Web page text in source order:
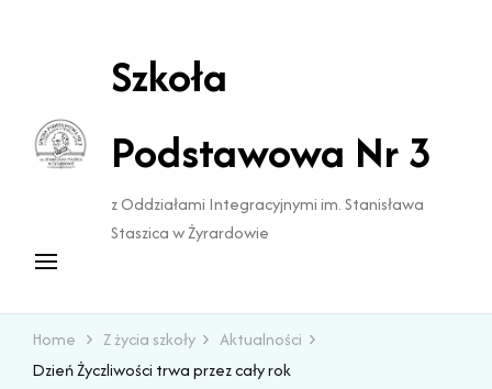
Szkoła
Podstawowa Nr 3
z Oddziałami Integracyjnymi im. Stanisława
Staszica w Żyrardowie
Home Z życia szkoły
Aktualności
Dzień Życzliwości trwa przez cały rok